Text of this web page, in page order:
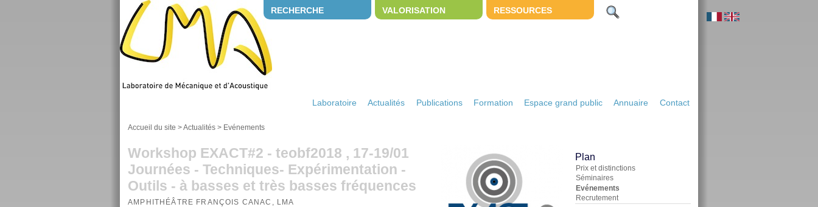
RECHERCHE VALORISATION RESSOURCES
Laboratoire Actualités Publications Formation Espace grand public Annuaire Contact
Accueil du site >Actualités > Evénements
Workshop EXACT#2 - teobf2018 , 17-19/01
Journées - Techniques- Expérimentation -
Outils - à basses et très basses fréquences
AMPHITHÉÂTRE FRANÇOIS CANAC, LMA
Plan
Prix et distinctions
Séminaires
Evénements
Recrutement